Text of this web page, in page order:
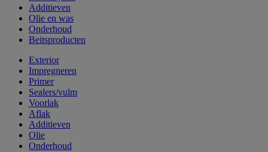
Additieven
Olie en was
Onderhoud
Beitsproducten
Exterior
Impregneren
Primer
Sealers/vulm
Voorlak
Aflak
Additieven
Olie
Onderhoud